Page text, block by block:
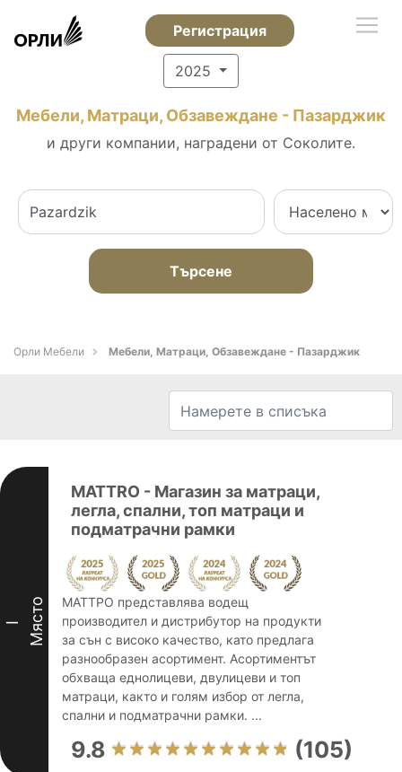
Регистрация
2025
Мебели, Матраци, Обзавеждане - Пазарджик
и други компании, наградени от Соколите.
Търсене
Орли Мебели Мебели, Матраци, Обзавеждане - Пазарджик
I Място
MATTRO - Магазин за матраци,
легла, спални, топ матраци и
подматрачни рамки
МАТТРО представлява водещ
производител и дистрибутор на продукти
за сън с високо качество, като предлага
разнообразен асортимент. Асортиментът
обхваща еднолицеви, двулицеви и топ
матраци, както и голям избор от легла,
спални и подматрачни рамки. ...
9.8 (105)